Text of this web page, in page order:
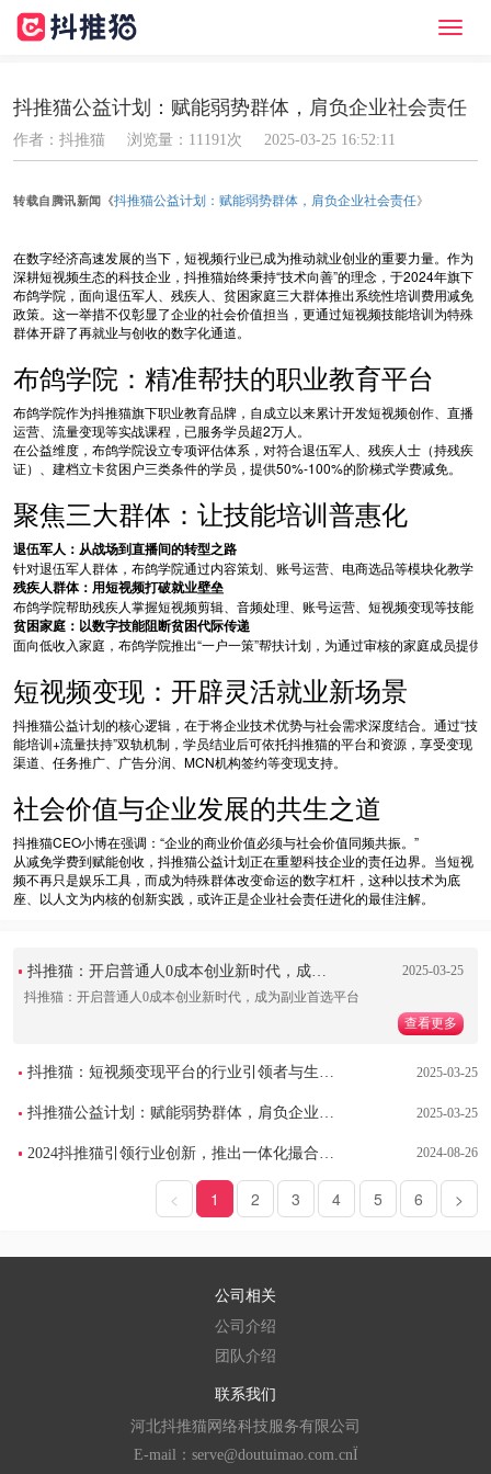
切
航
抖推猫公益计划：赋能弱势群体，肩负企业社会责任
作者：抖推猫 浏览量：11191次 2025-03-25 16:52:11
转载自腾讯新闻 《抖推猫公益计划：赋能弱势群体，肩负企业社会责任》
在数字经济高速发展的当下，短视频行业已成为推动就业创业的重要力量。作为
深耕短视频生态的科技企业，抖推猫始终秉持“技术向善”的理念，于2024年旗下
布鸽学院，面向退伍军人、残疾人、贫困家庭三大群体推出系统性培训费用减免
政策。这一举措不仅彰显了企业的社会价值担当，更通过短视频技能培训为特殊
群体开辟了再就业与创收的数字化通道。
布鸽学院：精准帮扶的职业教育平台
布鸽学院作为抖推猫旗下职业教育品牌，自成立以来累计开发短视频创作、直播
运营、流量变现等实战课程，已服务学员超2万人。
在公益维度，布鸽学院设立专项评估体系，对符合退伍军人、残疾人士（持残疾
证）、建档立卡贫困户三类条件的学员，提供50%-100%的阶梯式学费减免。
聚焦三大群体：让技能培训普惠化
退伍军人：从战场到直播间的转型之路
针对退伍军人群体，布鸽学院通过内容策划、账号运营、电商选品等模块化教学
残疾人群体：用短视频打破就业壁垒
布鸽学院帮助残疾人掌握短视频剪辑、音频处理、账号运营、短视频变现等技能
贫困家庭：以数字技能阻断贫困代际传递
面向低收入家庭，布鸽学院推出“一户一策”帮扶计划，为通过审核的家庭成员提
短视频变现：开辟灵活就业新场景
抖推猫公益计划的核心逻辑，在于将企业技术优势与社会需求深度结合。通过“技
能培训+流量扶持”双轨机制，学员结业后可依托抖推猫的平台和资源，享受变现
渠道、任务推广、广告分润、MCN机构签约等变现支持。
社会价值与企业发展的共生之道
抖推猫CEO小博在强调：“企业的商业价值必须与社会价值同频共振。”
从减免学费到赋能创收，抖推猫公益计划正在重塑科技企业的责任边界。当短视
频不再只是娱乐工具，而成为特殊群体改变命运的数字杠杆，这种以技术为底
座、以人文为内核的创新实践，或许正是企业社会责任进化的最佳注解。
抖推猫：开启普通人0成本创业新时代，成为副业首选平台
2025-03-25
抖推猫：开启普通人0成本创业新时代，成为副业首选平台
查看更多
抖推猫：短视频变现平台的行业引领者与生态构建者 2025-03-25
抖推猫公益计划：赋能弱势群体，肩负企业社会责任 2025-03-25
2024-08-26
< 1 2 3 4 5 6 >
公司相关
公司介绍
团队介绍
联系我们
河北抖推猫网络科技服务有限公司
E-mail：serve@doutuimao.com.cnÏ